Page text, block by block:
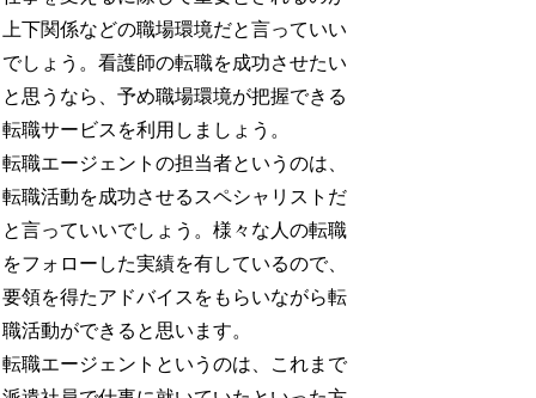
上下関係などの職場環境だと言っていい
でしょう。看護師の転職を成功させたい
と思うなら、予め職場環境が把握できる
転職サービスを利用しましょう。
転職エージェントの担当者というのは、
転職活動を成功させるスペシャリストだ
と言っていいでしょう。様々な人の転職
をフォローした実績を有しているので、
要領を得たアドバイスをもらいながら転
職活動ができると思います。
転職エージェントというのは、これまで